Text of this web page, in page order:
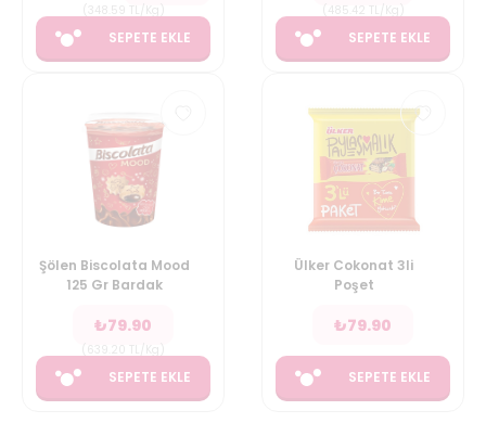
SEPETE EKLE SEPETE EKLE
Şölen Biscolata Mood
125 Gr Bardak
₺79.90
SEPETE EKLE
Ülker Cokonat 3li
Poşet
₺79.90
SEPETE EKLE